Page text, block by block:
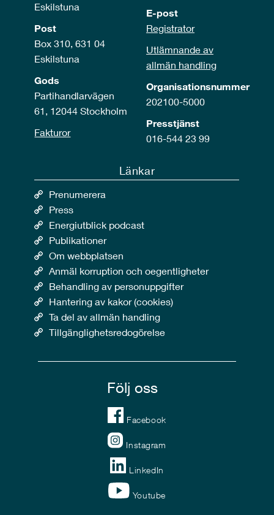
Eskilstuna
Post
Box 310, 631 04
Eskilstuna
Gods
Partihandlarvägen
61, 12044 Stockholm
Fakturor
E-post
Registrator
Utlämnande av
allmän handling
Organisationsnummer
202100-5000
Presstjänst
016-544 23 99
Länkar
Prenumerera
Press
Energiutblick podcast
Publikationer
Om webbplatsen
Anmäl korruption och oegentligheter
Behandling av personuppgifter
Hantering av kakor (cookies)
Ta del av allmän handling
Tillgänglighetsredogörelse
Följ oss
Facebook
Instagram
LinkedIn
Youtube